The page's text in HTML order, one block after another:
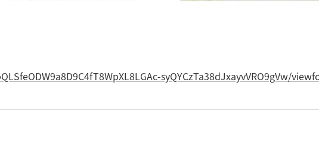
syQYCzTa38dJxayvVRO9gVw/